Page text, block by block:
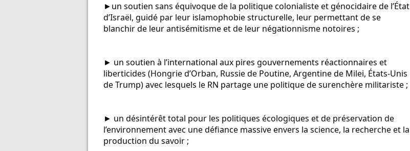
►un soutien sans équivoque de la politique colonialiste et génocidaire de l’État
d’Israël, guidé par leur islamophobie structurelle, leur permettant de se
blanchir de leur antisémitisme et de leur négationnisme notoires ;
► un soutien à l’international aux pires gouvernements réactionnaires et
liberticides (Hongrie d’Orban, Russie de Poutine, Argentine de Milei, États-Unis
de Trump) avec lesquels le RN partage une politique de surenchère militariste ;
► un désintérêt total pour les politiques écologiques et de préservation de
l’environnement avec une défiance massive envers la science, la recherche et la
production du savoir ;